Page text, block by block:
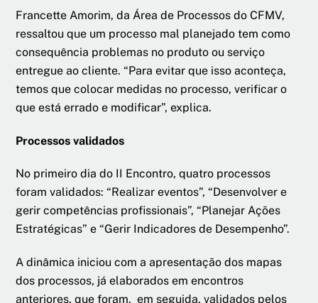
Francette Amorim, da Área de Processos do CFMV,
ressaltou que um processo mal planejado tem como
consequência problemas no produto ou serviço
entregue ao cliente. “Para evitar que isso aconteça,
temos que colocar medidas no processo, verificar o
que está errado e modificar”, explica.
Processos validados
No primeiro dia do II Encontro, quatro processos
foram validados: “Realizar eventos”, “Desenvolver e
gerir competências profissionais”, “Planejar Ações
Estratégicas” e “Gerir Indicadores de Desempenho”.
A dinâmica iniciou com a apresentação dos mapas
dos processos, já elaborados em encontros
anteriores, que foram, em seguida, validados pelos